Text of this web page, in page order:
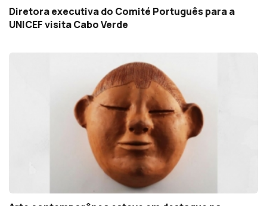
Diretora executiva do Comité Português para a
UNICEF visita Cabo Verde